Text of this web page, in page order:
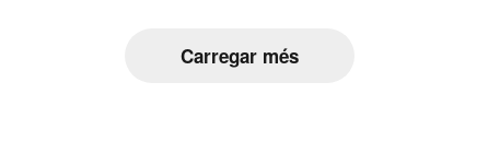
Carregar més